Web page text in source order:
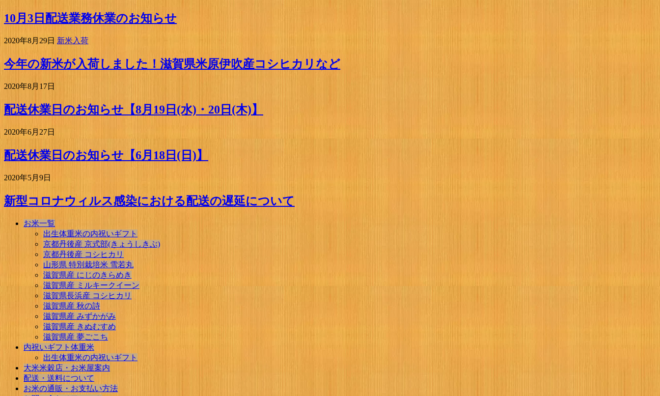
10月3日配送業務休業のお知らせ
2020年8月29日 新米入荷
今年の新米が入荷しました！滋賀県米原伊吹産コシヒカリなど
2020年8月17日
配送休業日のお知らせ【8月19日(水)・20日(木)】
2020年6月27日
配送休業日のお知らせ【6月18日(日)】
2020年5月9日
新型コロナウィルス感染における配送の遅延について
お米一覧
出生体重米の内祝いギフト
京都丹後産 京式部(きょうしきぶ)
京都丹後産 コシヒカリ
山形県 特別栽培米 雪若丸
滋賀県産 にじのきらめき
滋賀県産 ミルキークイーン
滋賀県長浜産 コシヒカリ
滋賀県産 秋の詩
滋賀県産 みずかがみ
滋賀県産 きぬむすめ
滋賀県産 夢ごこち
内祝いギフト体重米
出生体重米の内祝いギフト
大米米穀店・お米屋案内
配送・送料について
お米の通販・お支払い方法